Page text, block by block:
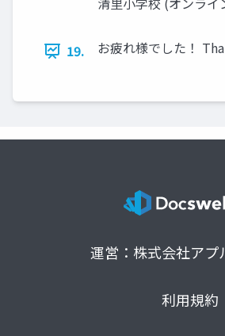
19. お疲れ様でした！
運営：株式会社アプ
利用規約